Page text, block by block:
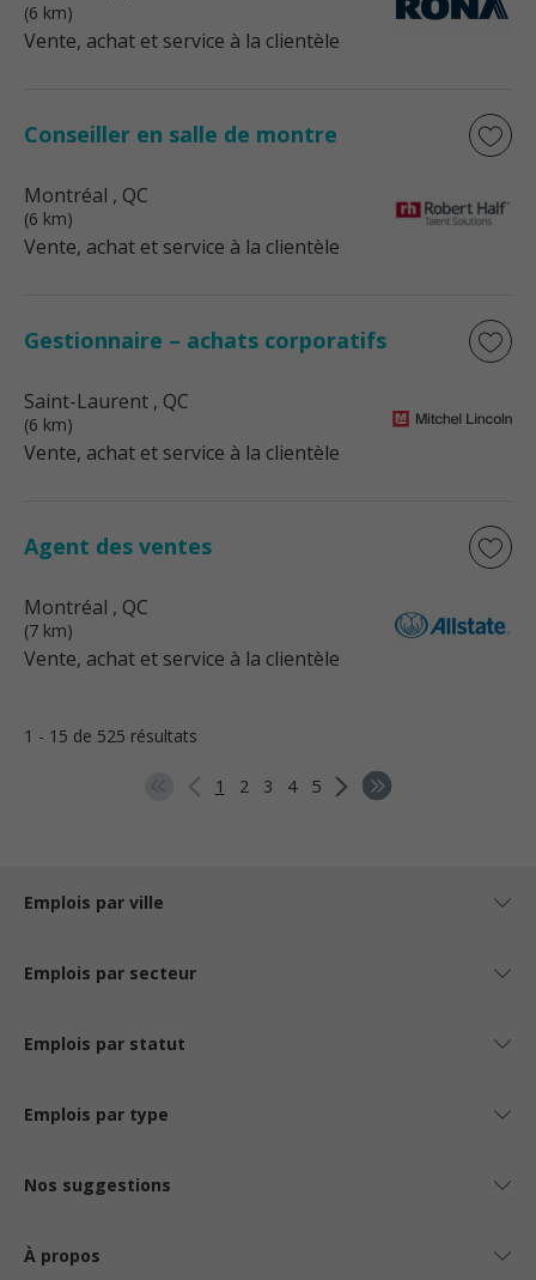
(6 km)
Vente, achat et service à la clientèle
Conseiller en salle de montre
Montréal , QC
(6 km)
Vente, achat et service à la clientèle
Gestionnaire – achats corporatifs
Saint-Laurent , QC
(6 km)
Vente, achat et service à la clientèle
Agent des ventes
Montréal , QC
(7 km)
Vente, achat et service à la clientèle
1 - 15 de 525 résultats
1 2 3 4 5
Emplois par ville
Emplois par secteur
Emplois par statut
Emplois par type
Nos suggestions
À propos